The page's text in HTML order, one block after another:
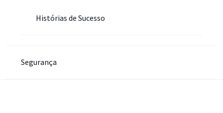
Histórias de Sucesso
Segurança